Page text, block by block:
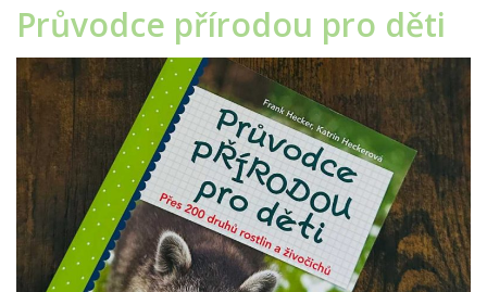
Průvodce přírodou pro děti